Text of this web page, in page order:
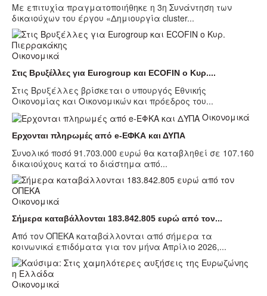
Με επιτυχία πραγματοποιήθηκε η 3η Συνάντηση των
δικαιούχων του έργου «Δημιουργία cluster...
Οικονομικά
Στις Βρυξέλλες για Eurogroup και ECOFIN ο Κυρ....
Στις Βρυξέλλες βρίσκεται ο υπουργός Εθνικής
Οικονομίας και Οικονομικών και πρόεδρος του...
Οικονομικά
Ερχονται πληρωμές από e-ΕΦΚΑ και ΔΥΠΑ
Συνολικό ποσό 91.703.000 ευρώ θα καταβληθεί σε 107.160
δικαιούχους κατά το διάστημα από...
Οικονομικά
Σήμερα καταβάλλονται 183.842.805 ευρώ από τον...
Από τον ΟΠΕΚΑ καταβάλλονται από σήμερα τα
κοινωνικά επιδόματα για τον μήνα Απρίλιο 2026,...
Οικονομικά